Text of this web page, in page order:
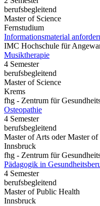
berufsbegleitend
Master of Science
Fernstudium
Informationsmaterial
IMC Hochschule für
Musiktherapie
4 Semester
berufsbegleitend
Master of Science
Krems
fhg - Zentrum für
Osteopathie
4 Semester
berufsbegleitend
Master of Arts oder Master of
Innsbruck
fhg - Zentrum für
Pädagogik in
4 Semester
berufsbegleitend
Master of Public Health
Innsbruck